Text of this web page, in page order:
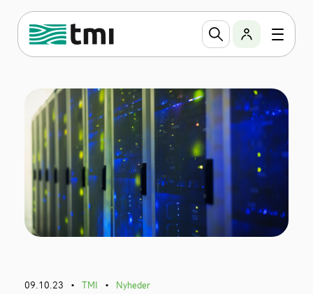
09.10.23 • TMI • Nyheder